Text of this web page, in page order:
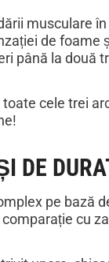
musculare
de
până la două
cele trei
DE
pe bază
cu